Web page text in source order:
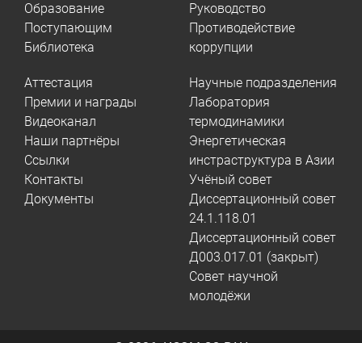
Образование
Поступающим
Библиотека
Руководство
Противодействие
коррупции
Аттестация
Премии и награды
Видеоканал
Наши партнёры
Ссылки
Контакты
Документы
Научные подразделения
Лаборатория
термодинамики
Энергетическая
инстраструктура в Азии
Учёный совет
Диссертационный совет
24.1.118.01
Диссертационный совет
Д003.017.01 (закрыт)
Совет научной
молодёжи